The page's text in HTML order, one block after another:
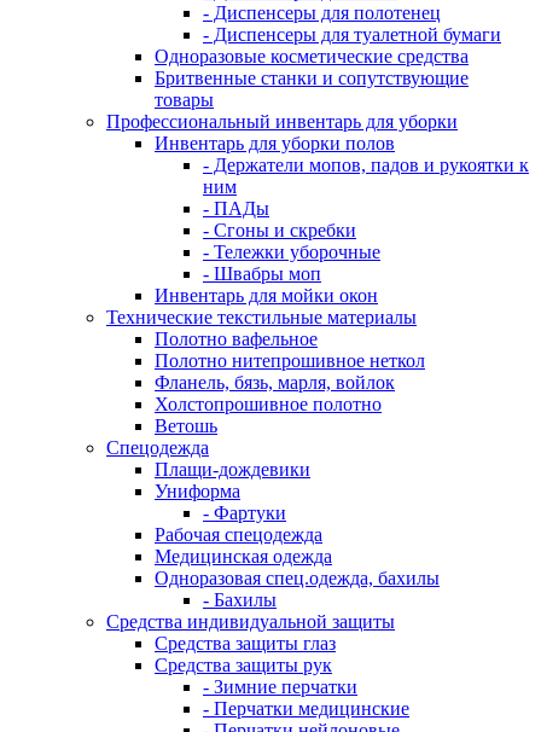
- Диспенсеры для полотенец
- Диспенсеры для туалетной бумаги
Одноразовые косметические средства
Бритвенные станки и сопутствующие
товары
Профессиональный инвентарь для уборки
Инвентарь для уборки полов
- Держатели мопов, падов и рукоятки к
ним
- ПАДы
- Сгоны и скребки
- Тележки уборочные
- Швабры моп
Инвентарь для мойки окон
Технические текстильные материалы
Полотно вафельное
Полотно нитепрошивное неткол
Фланель, бязь, марля, войлок
Холстопрошивное полотно
Ветошь
Спецодежда
Плащи-дождевики
Униформа
- Фартуки
Рабочая спецодежда
Медицинская одежда
Одноразовая спец.одежда, бахилы
- Бахилы
Средства индивидуальной защиты
Средства защиты глаз
Средства защиты рук
- Зимние перчатки
- Перчатки медицинские